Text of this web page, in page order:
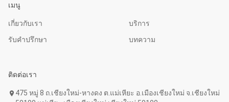
เมนู
เกี่ยวกับเรา
บริการ
รับคำปรึกษา
บทความ
ติดต่อเรา
location_on 475 หมู่ 8 ถ.เชียงใหม่-หางดง ต.แม่เหียะ อ.เมืองเชียงใหม่ จ.เชียงใหม่